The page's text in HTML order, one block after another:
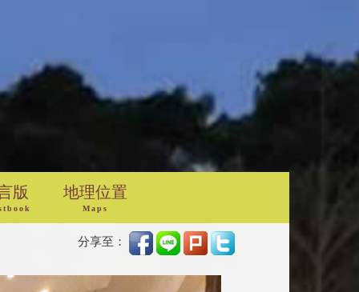
版 地理位置
Maps
分享至：